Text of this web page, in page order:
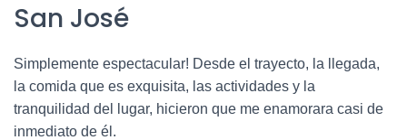
San José
Simplemente espectacular! Desde el trayecto, la llegada,
la comida que es exquisita, las actividades y la
tranquilidad del lugar, hicieron que me enamorara casi de
inmediato de él.